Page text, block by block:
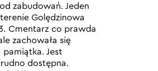
zabudowań. Jeden
Golędzinowa
Cmentarz co prawda
zachowała się
Jest
dostępna.